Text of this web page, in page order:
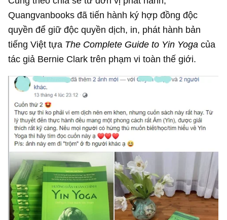
Quangvanbooks đã tiến hành ký hợp đồng độc
quyền để giữ độc quyền dịch, in, phát hành bản
tiếng Việt tựa The Complete Guide to Yin Yoga của
tác giả Bernie Clark trên phạm vi toàn thế giới.